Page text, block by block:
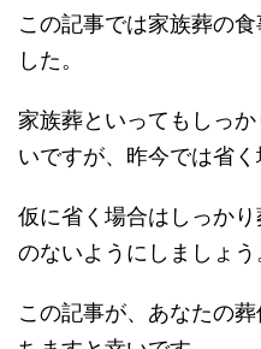
この記事では家族葬の
した。
家族葬といってもしっ
いですが、昨今では省く
仮に省く場合はしっか
のないようにしましょう
この記事が、あなたの